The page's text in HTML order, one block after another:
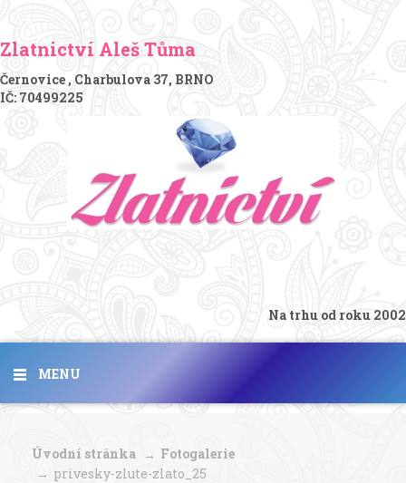
Zlatnictví Aleš Tůma
Černovice , Charbulova 37, BRNO
IČ: 70499225
Na trhu od roku 2002
MENU
Úvodní stránka
Fotogalerie
privesky-zlute-zlato_25